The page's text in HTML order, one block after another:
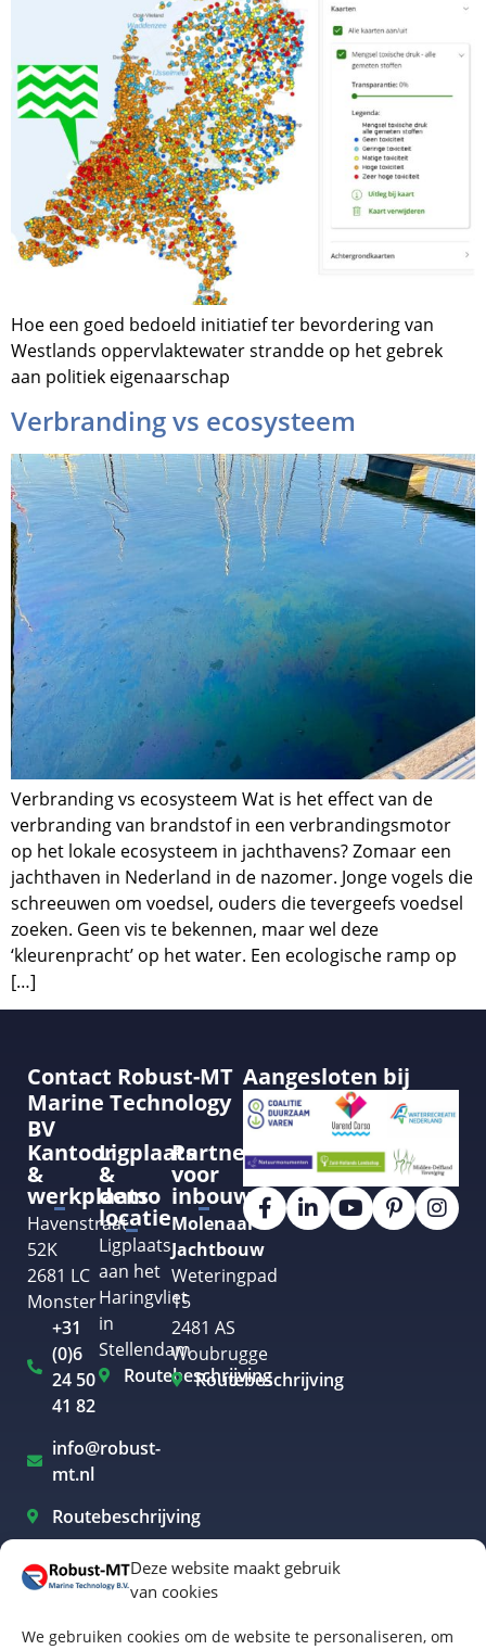
Deze website maakt gebruik
van cookies
We gebruiken cookies om de website te personaliseren, om
Hoe een goed bedoeld initiatief ter bevordering van
Westlands oppervlaktewater strandde op het gebrek
aan politiek eigenaarschap
Verbranding vs ecosysteem
Verbranding vs ecosysteem Wat is het effect van de
verbranding van brandstof in een verbrandingsmotor
op het lokale ecosysteem in jachthavens? Zomaar een
jachthaven in Nederland in de nazomer. Jonge vogels die
schreeuwen om voedsel, ouders die tevergeefs voedsel
zoeken. Geen vis te bekennen, maar wel deze
‘kleurenpracht’ op het water. Een ecologische ramp op
[…]
Contact Robust-MT
Marine Technology
BV
Kantoor
&
werkplaats
Havenstraat
52K
2681 LC
Monster
+31
(0)6
24 50
41 82
info@robust-
mt.nl
Routebeschrijving
Ligplaats
&
demo
locatie
Ligplaats
aan het
Haringvliet
in
Stellendam
Routebeschrijving
Partner
voor
inbouw
Molenaar
Jachtbouw
Weteringpad
15
2481 AS
Woubrugge
Routebeschrijving
Aangesloten bij
Elektrisch varen Westland
Elektrisch varen Rotterdam